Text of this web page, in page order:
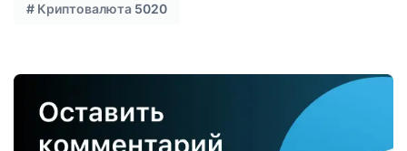
# Криптовалюта 5020